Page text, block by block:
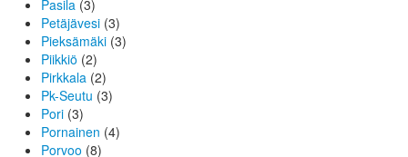
Pasila (3)
Petäjävesi (3)
Pieksämäki (3)
Piikkiö (2)
Pirkkala (2)
Pk-Seutu (3)
Pori (3)
Pornainen (4)
Porvoo (8)